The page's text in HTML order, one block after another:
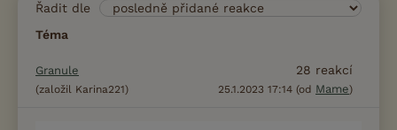
Řadit dle
Téma
Granule
(založil Karina221)
28 reakcí
25.1.2023 17:14 (od Mame)